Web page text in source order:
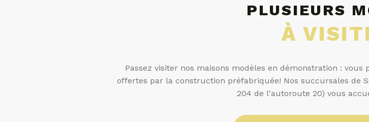
PLUSIEURS
À
Passez visiter nos maisons modèles en démonstration :
offertes par la construction préfabriquée! Nos succursales de
204 de l'autoroute 20) vous